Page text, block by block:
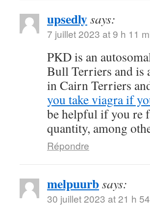
upsedlysays:
7 juillet 2023 at 9 h 11
PKD is an
Bull Terriers and is
in Cairn Terriers
you take viagra if
be helpful if you re
quantity, among
Répondre
melpuurbsays:
30 juillet 2023 at 21 h